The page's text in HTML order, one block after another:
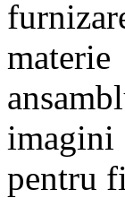
pentru